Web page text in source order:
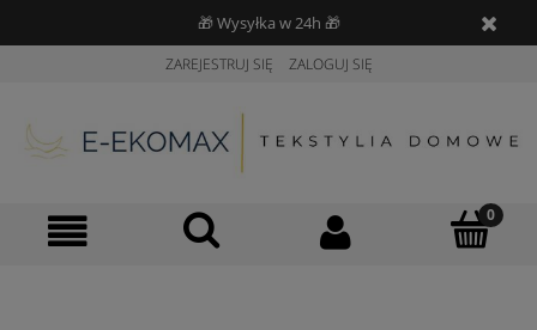
🎁 Wysyłka w 24h 🎁
ZAREJESTRUJ SIĘ ZALOGUJ SIĘ